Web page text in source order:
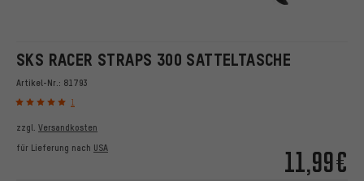
SKS RACER STRAPS 300 SATTELTASCHE
Artikel-Nr.: 81793
1
11,99€
zzgl. Versandkosten
für Lieferung nach USA